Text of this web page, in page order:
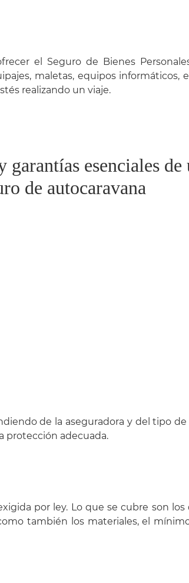
el Seguro de Bienes
maletas, equipos informáticos,
realizando un viaje.
garantías esenciales de
de autocaravana
de la aseguradora y del tipo de
protección adecuada.
por ley. Lo que se cubre son los
también los materiales, el